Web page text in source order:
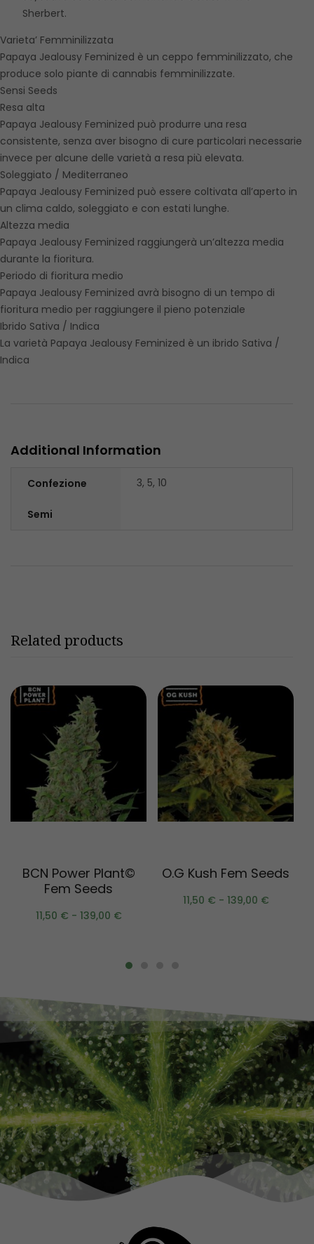
Sherbert.
Varieta’ Femminilizzata
Papaya Jealousy Feminized è un ceppo femminilizzato, che
produce solo piante di cannabis femminilizzate.
Sensi Seeds
Resa alta
Papaya Jealousy Feminized può produrre una resa
consistente, senza aver bisogno di cure particolari necessarie
invece per alcune delle varietà a resa più elevata.
Soleggiato / Mediterraneo
Papaya Jealousy Feminized può essere coltivata all’aperto in
un clima caldo, soleggiato e con estati lunghe.
Altezza media
Papaya Jealousy Feminized raggiungerà un’altezza media
durante la fioritura.
Periodo di fioritura medio
Papaya Jealousy Feminized avrà bisogno di un tempo di
fioritura medio per raggiungere il pieno potenziale
Ibrido Sativa / Indica
La varietà Papaya Jealousy Feminized è un ibrido Sativa /
Indica
Additional Information
Confezione
Semi
3, 5, 10
Related products
BCN Power Plant©
Fem Seeds
11,50 € - 139,00 €
O.G Kush Fem Seeds
11,50 € - 139,00 €